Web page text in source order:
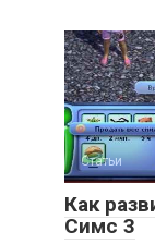
Статьи
Как
Симс 3